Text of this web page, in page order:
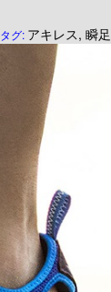
タグ: アキレス, 瞬足